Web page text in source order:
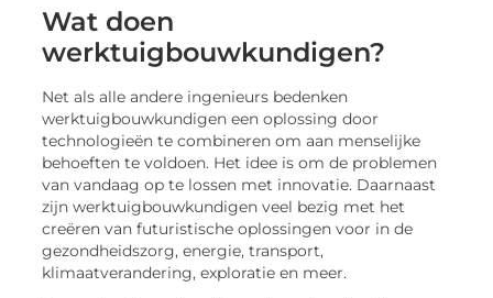
Wat doen
werktuigbouwkundigen?
Net als alle andere ingenieurs bedenken
werktuigbouwkundigen een oplossing door
technologieën te combineren om aan menselijke
behoeften te voldoen. Het idee is om de problemen
van vandaag op te lossen met innovatie. Daarnaast
zijn werktuigbouwkundigen veel bezig met het
creëren van futuristische oplossingen voor in de
gezondheidszorg, energie, transport,
klimaatverandering, exploratie en meer.